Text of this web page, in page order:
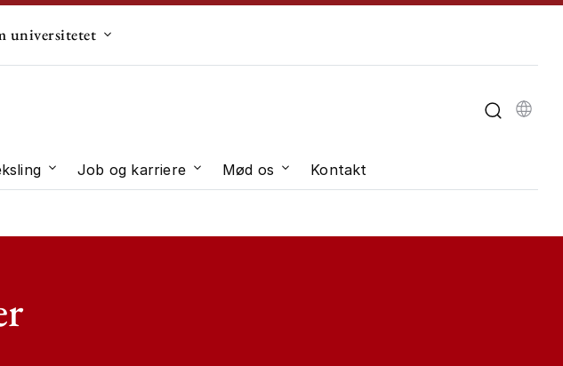
til "Innovation"
universitetet
Undermenu til "Udveksling"
Job og karriere Undermenu til "Job og karriere"
Mød os Undermenu til "Mød os"
Kontakt